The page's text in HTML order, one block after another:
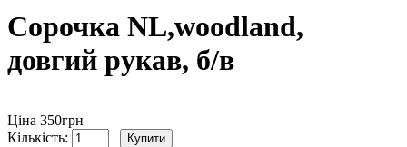
Сорочка NL,woodland,
довгий рукав, б/в
Ціна 350грн
Кількість: